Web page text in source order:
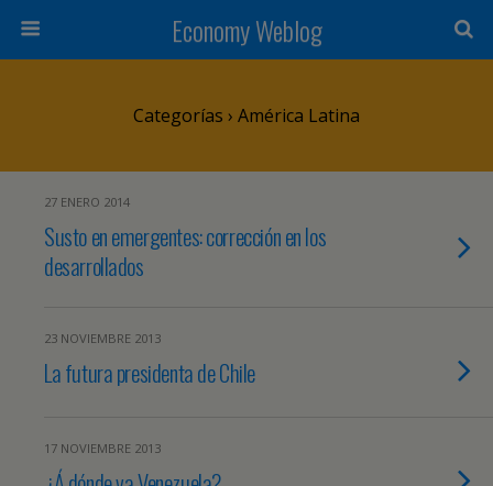
Economy Weblog
Categorías › América Latina
27 ENERO 2014
Susto en emergentes: corrección en los
desarrollados
23 NOVIEMBRE 2013
La futura presidenta de Chile
17 NOVIEMBRE 2013